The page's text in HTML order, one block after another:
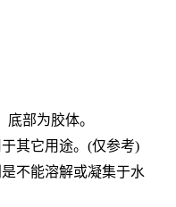
底部为胶体。
其它用途。 (仅参考)
不能溶解或凝集于水